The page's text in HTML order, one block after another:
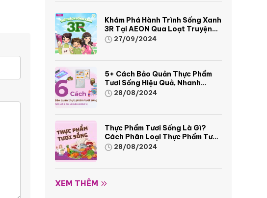
Khám Phá Hành Trình Sống Xanh
3R Tại AEON Qua Loạt Truyện
Tranh Sinh Động Và Thú Vị
27/09/2024
5+ Cách Bảo Quản Thực Phẩm
Tươi Sống Hiệu Quả, Nhanh
Chóng
28/08/2024
Thực Phẩm Tươi Sống Là Gì?
Cách Phân Loại Thực Phẩm Tươi
Sống28/08/2024
XEM THÊM